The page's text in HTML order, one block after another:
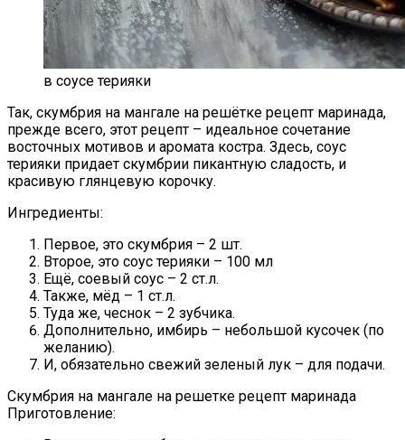
в соусе терияки
Так, скумбрия на мангале на решётке рецепт маринада,
прежде всего, этот рецепт – идеальное сочетание
восточных мотивов и аромата костра. Здесь, соус
терияки придает скумбрии пикантную сладость, и
красивую глянцевую корочку.
Ингредиенты:
Первое, это скумбрия – 2 шт.
Второе, это соус терияки – 100 мл
Ещё, соевый соус – 2 ст.л.
Также, мёд – 1 ст.л.
Туда же, чеснок – 2 зубчика.
Дополнительно, имбирь – небольшой кусочек (по
желанию).
И, обязательно свежий зеленый лук – для подачи.
Скумбрия на мангале на решетке рецепт маринада
Приготовление: